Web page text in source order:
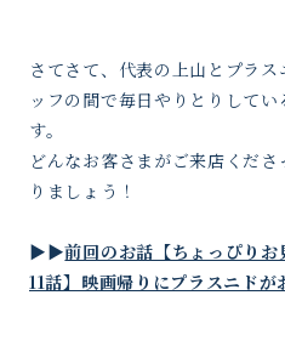
さてさて、代表の上山とプラ
ッフの間で毎日やりとりして
す。
どんなお客さまがご来店くだ
りましょう！
▶︎▶︎前回のお話【ちょっぴり
11話】映画帰りにプラスニドが